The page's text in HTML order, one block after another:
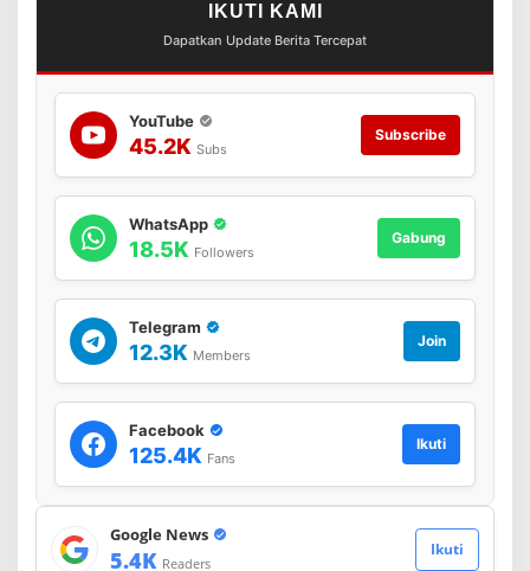
IKUTI KAMI
Dapatkan Update Berita Tercepat
YouTube
45.2K Subs
Subscribe
WhatsApp
18.5K Followers
Gabung
Telegram
12.3K Members
Join
Facebook
125.4K Fans
Ikuti
Google News
5.4K Readers
Ikuti